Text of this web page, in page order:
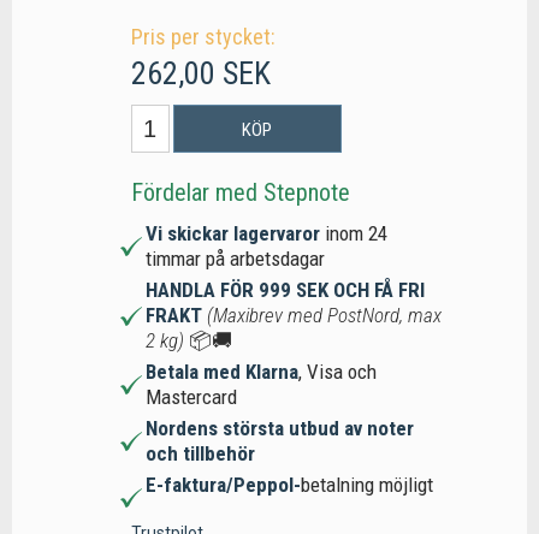
Pris per stycket:
262,00 SEK
KÖP
Fördelar med Stepnote
Vi skickar lagervaror inom 24
timmar på arbetsdagar
HANDLA FÖR 999 SEK OCH FÅ FRI
FRAKT (Maxibrev med PostNord, max
2 kg) 📦🚚
Betala med Klarna, Visa och
Mastercard
Nordens största utbud av noter
och tillbehör
E-faktura/Peppol-betalning möjligt